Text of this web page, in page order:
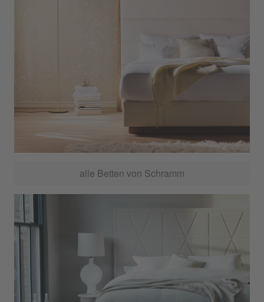
alle Betten von Schramm